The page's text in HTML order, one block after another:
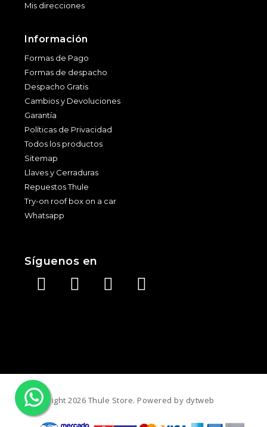
Mis direcciones
Información
Formas de Pago
Formas de despacho
Despacho Gratis
Cambios y Devoluciones
Garantía
Políticas de Privacidad
Todos los productos
Sitemap
Llaves y Cerraduras
Repuestos Thule
Try-on roof box on a car
Whatsapp
Síguenos en
©️ Copyright 2026 Thule Store. Powered by dytweb